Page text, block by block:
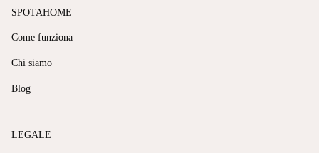
SPOTAHOME
Come funziona
Chi siamo
Blog
LEGALE